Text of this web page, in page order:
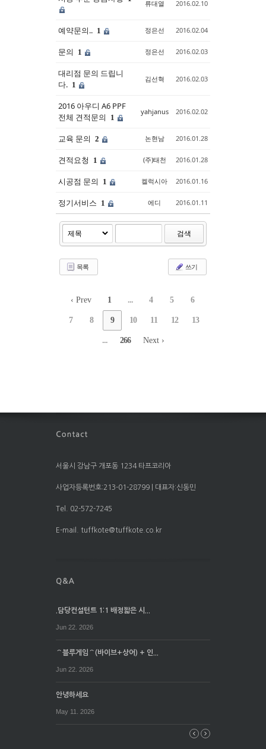
류대열 2016.02.10
예약문의.. 1 정은선 2016.02.04
문의 1 정은선 2016.02.03
대리점 문의 드립니
다. 1
김선혁 2016.02.03
2016 아우디 A6 PPF
전체 견적문의
1
yahjanus 2016.02.02
교육 문의 2 논현남 2016.01.28
견적요청 1 (주)태천 2016.01.28
시공점 문의 1 켈럭시아 2016.01.16
정기서비스 1 에디 2016.01.11
검색
목록 쓰기
‹ Prev 1 ... 4 5 6
7 8 9 10 11 12 13
... 266 Next ›
서울시 강남구 개포동 1234 타프코리아
사업자등록번호:213-01-28799 | 대표자:신동민
Tel. 02-572-7245
E-mail. tuffkote@tuffkote.co.kr
.담당컨설턴트 1:1 배정짧은 시...
Jun 22. 2026
⌒블루게임⌒(바이브+상어) + 인...
Jun 22. 2026
안녕하세요
May 11. 2026